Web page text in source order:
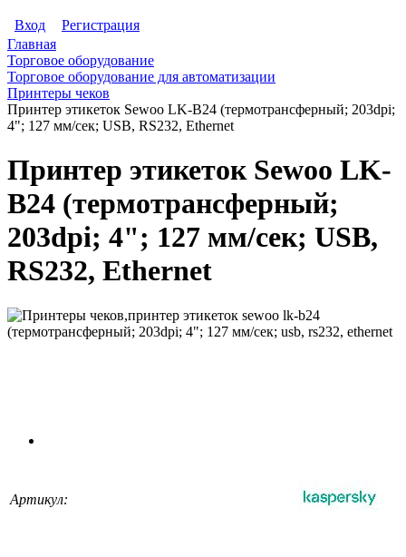
Вход
Регистрация
Главная
Торговое оборудование
Торговое оборудование для автоматизации
Принтеры чеков
Принтер этикеток Sewoo LK-B24 (термотрансферный; 203dpi;
4"; 127 мм/сек; USB, RS232, Ethernet
Принтер этикеток Sewoo LK-
B24 (термотрансферный;
203dpi; 4"; 127 мм/сек; USB,
RS232, Ethernet
Артикул: